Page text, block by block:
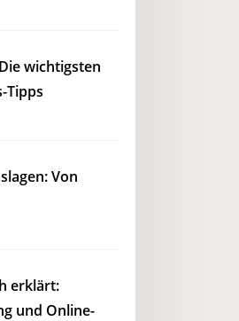
wichtigsten
Tipps
Von
erklärt:
und Online-